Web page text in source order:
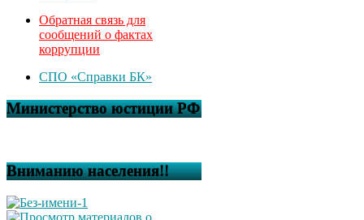
Обратная связь для
сообщений о фактах
коррупции
СПО «Справки БК»
Министерство юстиции РФ
Вниманию населения!!